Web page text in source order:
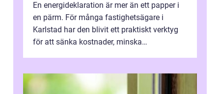
En energideklaration är mer än ett papper i
en pärm. För många fastighetsägare i
Karlstad har den blivit ett praktiskt verktyg
för att sänka kostnader, minska